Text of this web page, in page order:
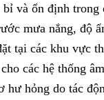
bỉ và ổn định
mưa nắng, độ
tại các khu vực
các hệ thống
hư hỏng do tác